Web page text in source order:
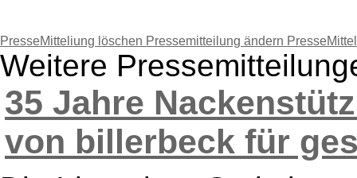
PresseMitteliung löschen Pressemitteilung ändern
Weitere
35 Jahre
von billerbeck für